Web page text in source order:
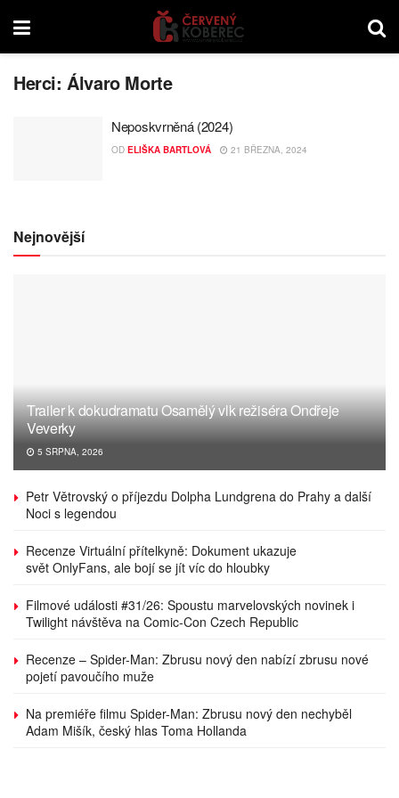
Herci:Álvaro Morte
Neposkvrněná (2024)
OD ELIŠKA BARTLOVÁ 21 BŘEZNA, 2024
Nejnovější
Trailer k dokudramatu Osamělý vlk režiséra Ondřeje
Veverky
5 SRPNA, 2026
Petr Větrovský o příjezdu Dolpha Lundgrena do Prahy a další
Noci s legendou
Recenze Virtuální přítelkyně: Dokument ukazuje
svět OnlyFans, ale bojí se jít víc do hloubky
Filmové události #31/26: Spoustu marvelovských novinek i
Twilight návštěva na Comic-Con Czech Republic
Recenze – Spider-Man: Zbrusu nový den nabízí zbrusu nové
pojetí pavoučího muže
Na premiéře filmu Spider-Man: Zbrusu nový den nechyběl
Adam Mišík, český hlas Toma Hollanda